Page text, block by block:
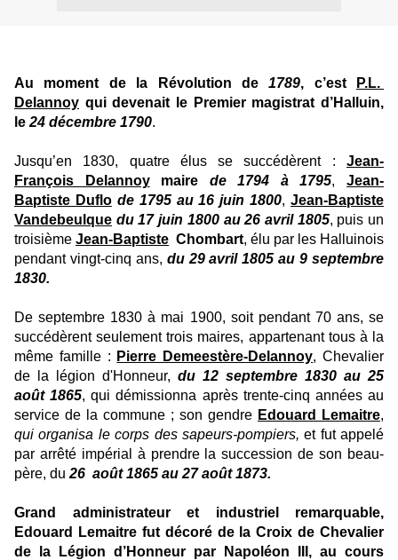
Au moment de la Révolution de1789, c’est
P.L.
Delannoy qui devenait le Premier magistrat d’Halluin,
le 24 décembre 1790.
Jusqu’en 1830, quatre élus se succédèrent : Jean-
François Delannoy
maire de 1794 à 1795,Jean-
Baptiste Duflo de 1795 au 16 juin 1800, Jean-Baptiste
Vandebeulque du 17 juin 1800 au 26 avril 1805, puis un
troisième Jean-Baptiste Chombart, élu par les Halluinois
pendant vingt-cinq ans, du 29 avril 1805 au 9 septembre
1830.
De septembre 1830 à mai 1900, soit pendant 70 ans, se
succédèrent seulement trois maires, appartenant tous à la
même famille : Pierre Demeestère-Delannoy, Chevalier
de la légion d'Honneur, du 12 septembre 1830 au 25
août 1865, qui démissionna après trente-cinq années au
service de la commune ; son gendre Edouard Lemaitre,
qui organisa le corps des sapeurs-pompiers, et fut appelé
par arrêté impérial à prendre la succession de son beau-
père, du 26 août 1865 au 27 août 1873.
Grand administrateur et industriel remarquable,
Edouard Lemaitre fut décoré de la Croix de Chevalier
de la Légion d’Honneur par Napoléon III, au cours